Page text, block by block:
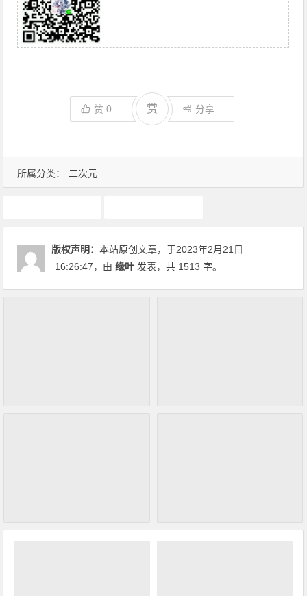
所属分类： 二次元
赞0 赏 分享
版权声明：本站原创文章，于2023年2月21日
16:26:47，由缘叶 发表，共 1513 字。